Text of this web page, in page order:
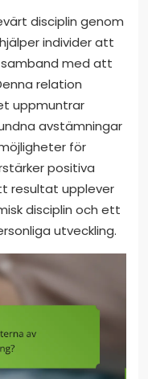
disciplin genom
individer att
samband med att
relation
uppmuntrar
avstämningar
för
positiva
resultat upplever
disciplin och ett
utveckling.